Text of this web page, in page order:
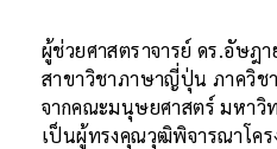
ผู้ช่วยศาสตราจารย์ ดร.อัษฎ
สาขาวิชาภาษาญี่ปุ่น ภาควิช
จากคณะมนุษยศาสตร์ มหาวิ
เป็นผู้ทรงคุณวุฒิพิจารณาโครง